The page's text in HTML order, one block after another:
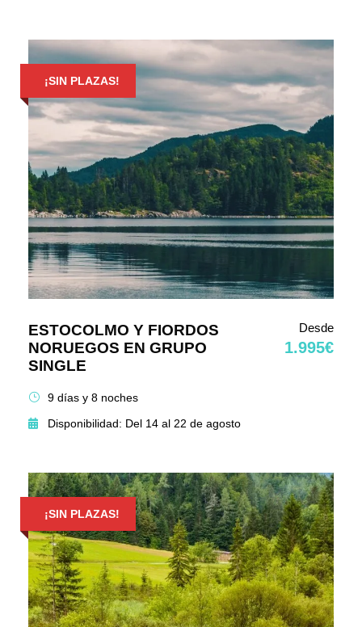
¡SIN PLAZAS!
ESTOCOLMO Y FIORDOS
NORUEGOS EN GRUPO
SINGLE
Desde
1.995€
9 días y 8 noches
Disponibilidad: Del 14 al 22 de agosto
¡SIN PLAZAS!